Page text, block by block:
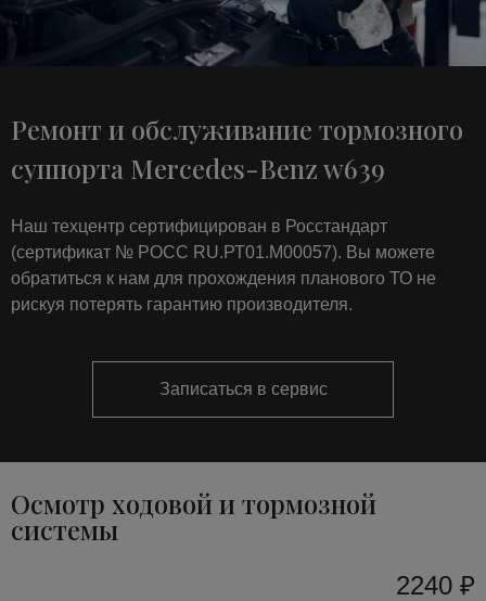
Ремонт и обслуживание тормозного
суппорта Mercedes-Benz w639
Наш техцентр сертифицирован в Росстандарт
(сертификат № РОСС RU.РТ01.М00057). Вы можете
обратиться к нам для прохождения планового ТО не
рискуя потерять гарантию производителя.
Записаться в сервис
Осмотр ходовой и тормозной
системы
2240 ₽